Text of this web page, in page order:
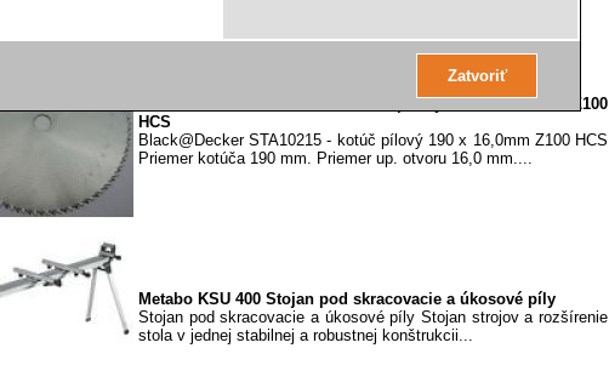
Black&Decker STA10215 - kotúč pílový 190 x 16,0mm Z100
HCS
Black@Decker STA10215 - kotúč pílový 190 x 16,0mm Z100 HCS
Priemer kotúča 190 mm. Priemer up. otvoru 16,0 mm....
Metabo KSU 400 Stojan pod skracovacie a úkosové píly
Stojan pod skracovacie a úkosové píly Stojan strojov a rozšírenie
stola v jednej stabilnej a robustnej konštrukcii...